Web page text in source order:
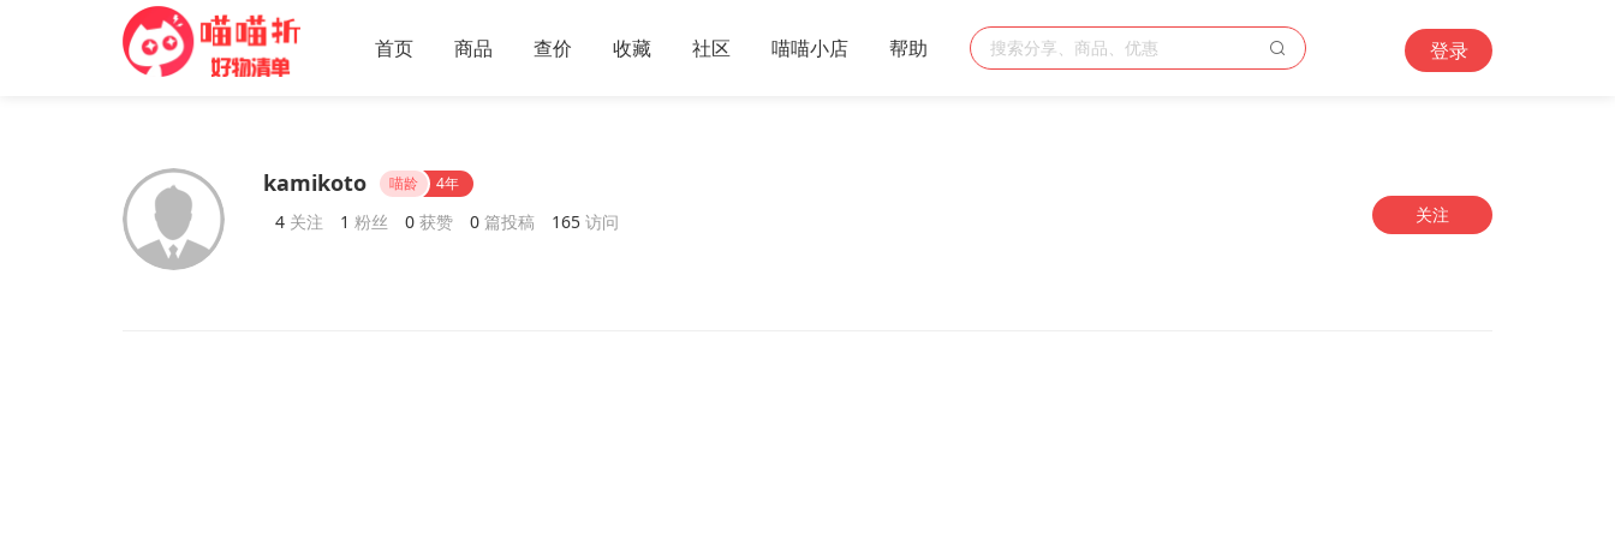
首页 商品 查价 收藏 社区 喵喵小店 帮助 登录
kamikoto 喵龄 4年
4 关注 1 粉丝 0 获赞 0 篇投稿 165 访问 关注